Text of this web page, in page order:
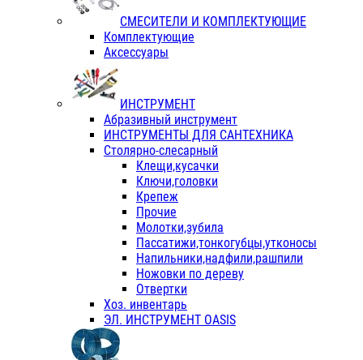
СМЕСИТЕЛИ И КОМПЛЕКТУЮЩИЕ
Комплектующие
Аксессуары
ИНСТРУМЕНТ
Абразивный инструмент
ИНСТРУМЕНТЫ ДЛЯ САНТЕХНИКА
Столярно-слесарный
Клещи,кусачки
Ключи,головки
Крепеж
Прочие
Молотки,зубила
Пассатижи,тонкогубцы,утконосы
Напильники,надфили,рашпили
Ножовки по дереву
Отвертки
Хоз. инвентарь
ЭЛ. ИНСТРУМЕНТ OASIS